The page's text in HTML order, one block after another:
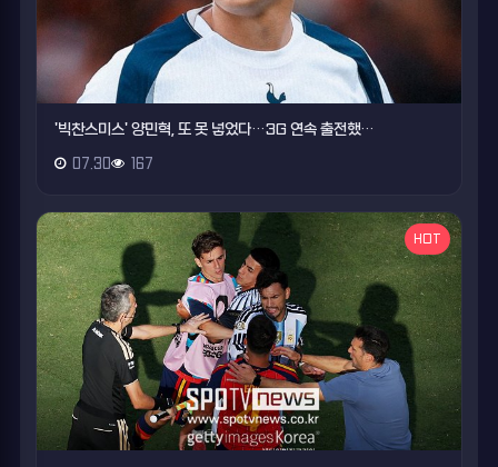
'빅찬스미스' 양민혁, 또 못 넣었다…3G 연속 출전했…
07.30 167
HOT